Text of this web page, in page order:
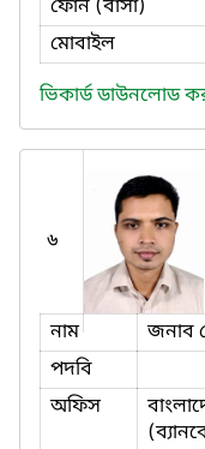
ফোন (বাসা)
মোবাইল
ভিকার্ড ডাউনলোড
৬
নাম
জনাব
পদবি
অফিস